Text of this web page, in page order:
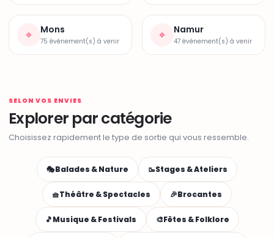
⌖ Mons
75 événement(s) à venir ⌖ Namur
47 événement(s) à venir
SELON VOS ENVIES
Explorer par catégorie
Choisissez rapidement le type de sortie qui vous ressemble.
🎭Balades & Nature 🥾Stages & Ateliers
🧺Théâtre & Spectacles 🎉Brocantes
🎵Musique & Festivals 🎨Fêtes & Folklore